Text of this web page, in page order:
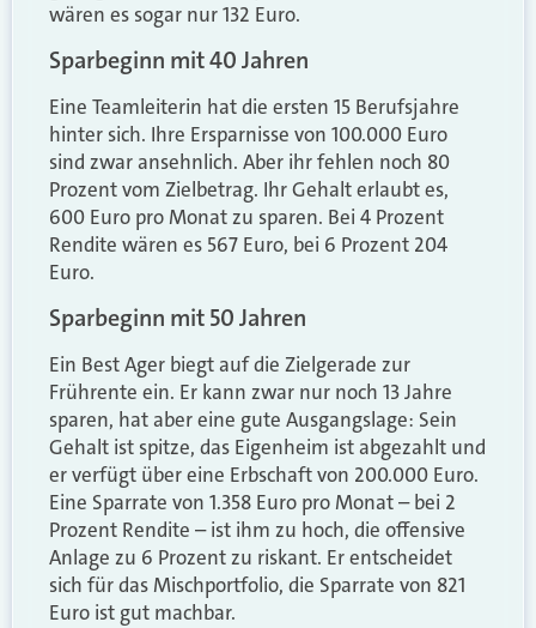
wären es sogar nur 132 Euro.
Sparbeginn mit 40 Jahren
Eine Teamleiterin hat die ersten 15 Berufsjahre
hinter sich. Ihre Ersparnisse von 100.000 Euro
sind zwar ansehnlich. Aber ihr fehlen noch 80
Prozent vom Zielbetrag. Ihr Gehalt erlaubt es,
600 Euro pro Monat zu sparen. Bei 4 Prozent
Rendite wären es 567 Euro, bei 6 Prozent 204
Euro.
Sparbeginn mit 50 Jahren
Ein Best Ager biegt auf die Zielgerade zur
Frührente ein. Er kann zwar nur noch 13 Jahre
sparen, hat aber eine gute Ausgangslage: Sein
Gehalt ist spitze, das Eigenheim ist abgezahlt und
er verfügt über eine Erbschaft von 200.000 Euro.
Eine Sparrate von 1.358 Euro pro Monat – bei 2
Prozent Rendite – ist ihm zu hoch, die offensive
Anlage zu 6 Prozent zu riskant. Er entscheidet
sich für das Mischportfolio, die Sparrate von 821
Euro ist gut machbar.